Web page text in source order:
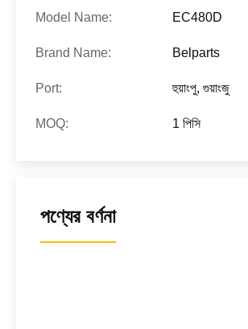
Model Name: EC480D
Brand Name: Belparts
Port: হুয়াংপু, গুয়াংজু
MOQ: 1 পিসি
পণ্যের বর্ণনা